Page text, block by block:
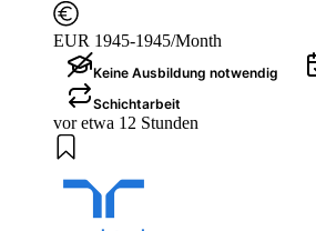
EUR 1945-1945/Month
Keine Ausbildung notwendig
Schichtarbeit
vor etwa 12 Stunden